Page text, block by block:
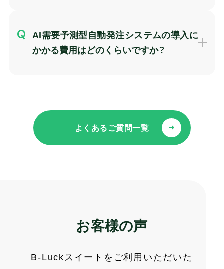
AI需要予測型自動発注システムの導入に
かかる費用はどのくらいですか？
よくあるご質問一覧
お客様の声
B-Luckスイートをご利用いただいた